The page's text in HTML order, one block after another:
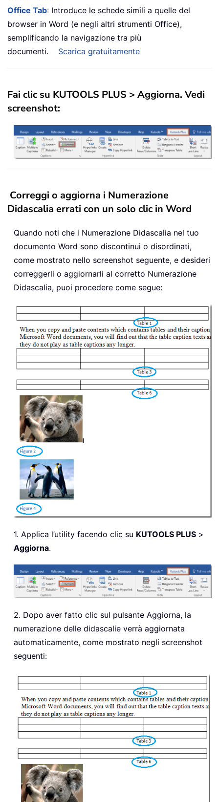
Office Tab: Introduce le schede simili a quelle del
browser in Word (e negli altri strumenti Office),
semplificando la navigazione tra più
documenti.
Scarica gratuitamente
Fai clic su KUTOOLS PLUS > Aggiorna. Vedi
screenshot:
Correggi o aggiorna i Numerazione
Didascalia errati con un solo clic in Word
Quando noti che i Numerazione Didascalia nel tuo
documento Word sono discontinui o disordinati,
come mostrato nello screenshot seguente, e desideri
correggerli o aggiornarli al corretto Numerazione
Didascalia, puoi procedere come segue:
1. Applica l’utility facendo clic su KUTOOLS PLUS >
Aggiorna.
2. Dopo aver fatto clic sul pulsante Aggiorna, la
numerazione delle didascalie verrà aggiornata
automaticamente, come mostrato negli screenshot
seguenti: